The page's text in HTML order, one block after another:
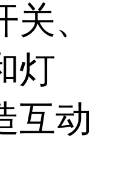
、
灯
互动